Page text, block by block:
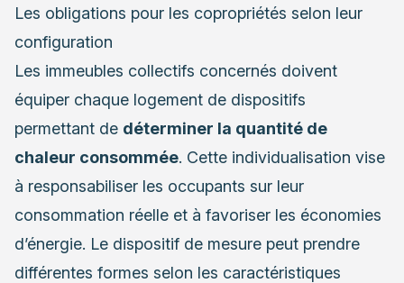
Les obligations pour les copropriétés selon leur
configuration
Les immeubles collectifs concernés doivent
équiper chaque logement de dispositifs
permettant de déterminer la quantité de
chaleur consommée. Cette individualisation vise
à responsabiliser les occupants sur leur
consommation réelle et à favoriser les économies
d’énergie. Le dispositif de mesure peut prendre
différentes formes selon les caractéristiques